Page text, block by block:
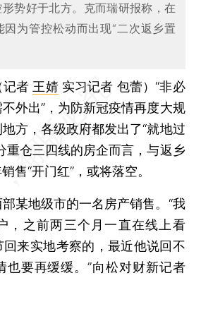
势好于北方。克而瑞研报称，在
为管控松动而出现“二次返乡置
记者 王婧实习记者 包蕾）“非必
外出”，为防新冠疫情再度大规
方，各级政府都发出了“就地过
重仓三四线的房企而言，与返乡
售“开门红”，或将落空。
地级市的一名房产销售。“我
，之前两三个月一直在线上看
来实地考察的，最近他说回不
也要再缓缓。”向松对财新记者